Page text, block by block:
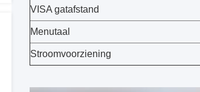
VISA gatafstand
Menutaal
Stroomvoorziening